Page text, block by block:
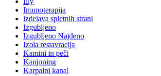
Imunoterapija
izdelava spletnih strani
Izgubljeno
Izgubljeno Najdeno
Izola restavracija
Kamini in peči
Kanjoning
Karpalni kanal